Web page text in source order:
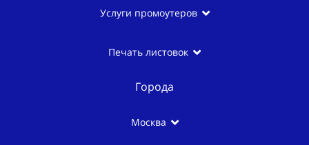
Услуги промоутеров
Печать листовок
Города
Москва